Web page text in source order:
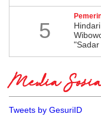
5
Media
Tweets by GesuriID